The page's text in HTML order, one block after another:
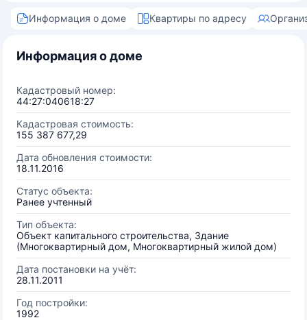
Информация о доме Квартиры по адресу
Информация о доме
Кадастровый номер:
44:27:040618:27
Кадастровая стоимость:
155 387 677,29
Дата обновления стоимости:
18.11.2016
Статус объекта:
Ранее учтенный
Тип объекта:
Объект капитального строительства, Здание
(Многоквартирный дом, Многоквартирный жилой дом)
Дата постановки на учёт:
28.11.2011
Год постройки:
1992